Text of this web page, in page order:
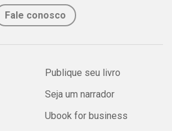
Fale conosco
Publique seu livro
Seja um narrador
Ubook for business